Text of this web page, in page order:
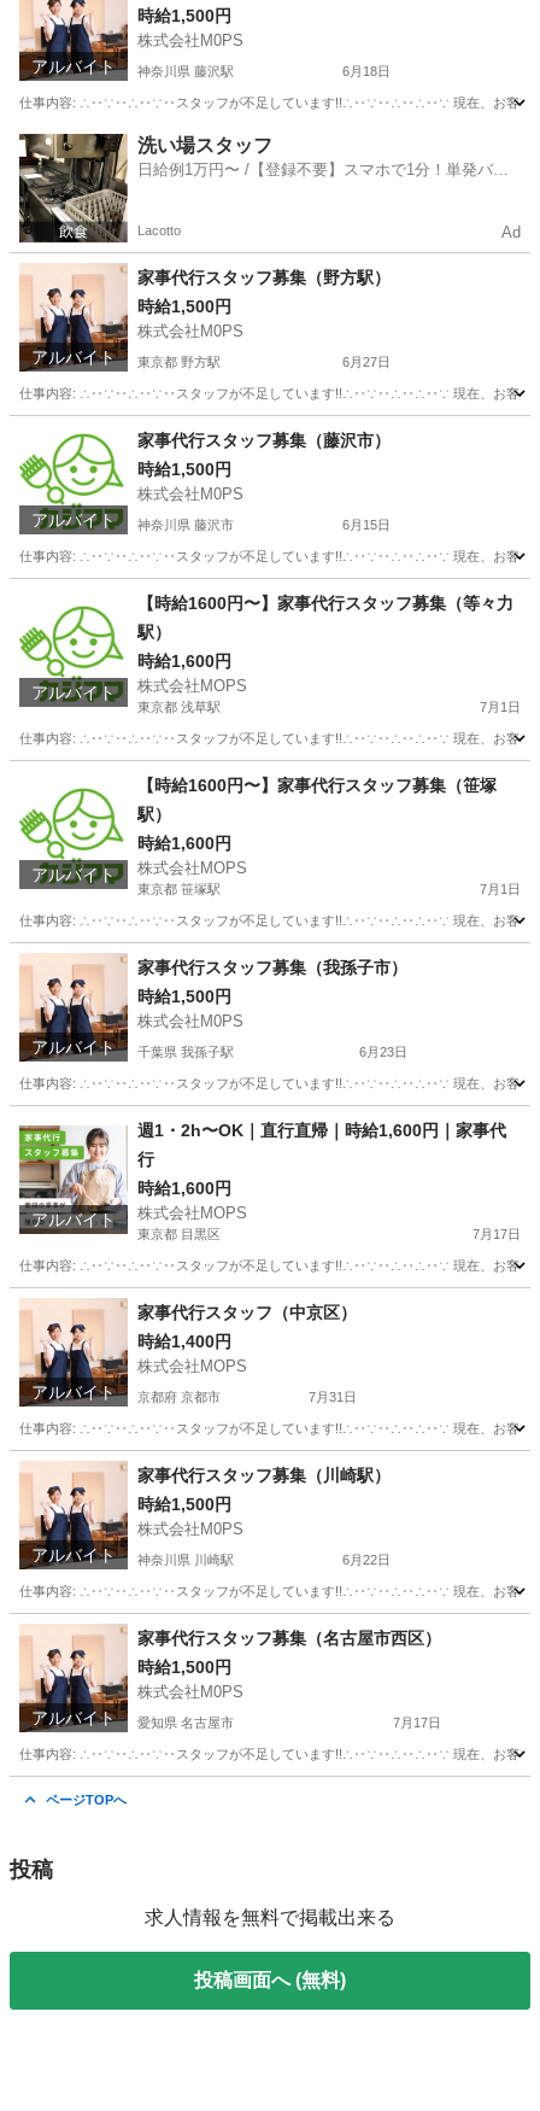
アルバイト
時給1,500円
株式会社M0PS
神奈川県 藤沢駅 6月18日
仕事内容: ∴‥∵‥∴‥∵‥スタッフが不足しています!!∴‥∵‥∴‥∴‥∵ 現在、お客様から多
神奈川 藤沢市 藤沢駅 その他
洗い場スタッフ
日給例1万円〜 /【登録不要】スマホで1分！単発バイ
Lacotto Ad
アルバイト
家事代行スタッフ募集（野方駅）
時給1,500円
株式会社M0PS
東京都 野方駅 6月27日
仕事内容: ∴‥∵‥∴‥∵‥スタッフが不足しています!!∴‥∵‥∴‥∴‥∵ 現在、お客様から多
中野区 野方駅 その他 スタッフ
アルバイト
家事代行スタッフ募集（藤沢市）
時給1,500円
株式会社M0PS
神奈川県 藤沢市 6月15日
仕事内容: ∴‥∵‥∴‥∵‥スタッフが不足しています!!∴‥∵‥∴‥∴‥∵ 現在、お客様から多
その他 スタッフ
アルバイト
【時給1600円〜】家事代行スタッフ募集（等々力
駅）
時給1,600円
株式会社MOPS
東京都 浅草駅 7月1日
仕事内容: ∴‥∵‥∴‥∵‥スタッフが不足しています!!∴‥∵‥∴‥∴‥∵ 現在、お客様から多
浅草駅 ホームヘルパー スタッフ
アルバイト
【時給1600円〜】家事代行スタッフ募集（笹塚
駅）
時給1,600円
株式会社MOPS
東京都 笹塚駅 7月1日
仕事内容: ∴‥∵‥∴‥∵‥スタッフが不足しています!!∴‥∵‥∴‥∴‥∵ 現在、お客様から多
東京 渋谷区 笹塚駅 ホームヘルパー スタッフ
アルバイト
家事代行スタッフ募集（我孫子市）
時給1,500円
株式会社M0PS
千葉県 我孫子駅 6月23日
仕事内容: ∴‥∵‥∴‥∵‥スタッフが不足しています!!∴‥∵‥∴‥∴‥∵ 現在、お客様から多
その他 スタッフ
アルバイト
週1・2h〜OK｜直行直帰｜時給1,600円｜家事代
行
時給1,600円
株式会社MOPS
東京都 目黒区 7月17日
仕事内容: ∴‥∵‥∴‥∵‥スタッフが不足しています!!∴‥∵‥∴‥∴‥∵ 現在、お客様から多
東京 目黒区 美容師 時給
アルバイト
家事代行スタッフ（中京区）
時給1,400円
株式会社MOPS
京都府 京都市 7月31日
仕事内容: ∴‥∵‥∴‥∵‥スタッフが不足しています!!∴‥∵‥∴‥∴‥∵ 現在、お客様から多
京都 京都市 ホームヘルパー スタッフ
アルバイト
家事代行スタッフ募集（川崎駅）
時給1,500円
株式会社M0PS
神奈川県 川崎駅 6月22日
仕事内容: ∴‥∵‥∴‥∵‥スタッフが不足しています!!∴‥∵‥∴‥∴‥∵ 現在、お客様から多
神奈川 川崎市 川崎駅 スタッフ
アルバイト
家事代行スタッフ募集（名古屋市西区）
時給1,500円
株式会社M0PS
愛知県 名古屋市 7月17日
仕事内容: ∴‥∵‥∴‥∵‥スタッフが不足しています!!∴‥∵‥∴‥∴‥∵ 現在、お客様から多
ページTOPへ
投稿
求人情報を無料で掲載出来る
投稿画面へ (無料)